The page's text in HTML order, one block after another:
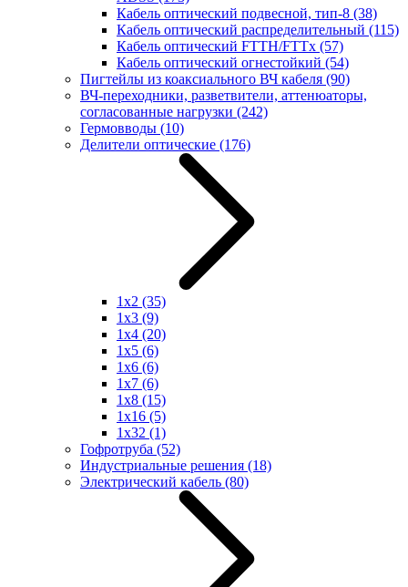
Кабель оптический подвесной, тип-8 (38)
Кабель оптический распределительный (115)
Кабель оптический FTTH/FTTx (57)
Кабель оптический огнестойкий (54)
Пигтейлы из коаксиального ВЧ кабеля (90)
ВЧ-переходники, разветвители, аттенюаторы,
согласованные нагрузки (242)
Гермовводы (10)
Делители оптические (176)
1x2 (35)
1x3 (9)
1x4 (20)
1x5 (6)
1x6 (6)
1x7 (6)
1x8 (15)
1x16 (5)
1x32 (1)
Гофротруба (52)
Индустриальные решения (18)
Электрический кабель (80)